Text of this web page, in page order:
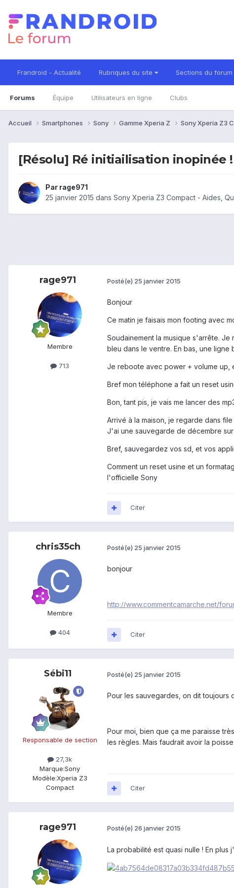
Frandroid - Actualité Rubriques du site Sections du forum
Forums Équipe Utilisateurs en ligne Clubs
Accueil Smartphones Sony Gamme Xperia Z Sony Xperia Z3
[Résolu] Ré initiailisation inopinée !
Par rage971
25 janvier 2015 dans Sony Xperia Z3 Compact - Aides,
rage971
Membre
713
Posté(e) 25 janvier 2015
Bonjour
Ce matin je faisais mon footing avec
Soudainement la musique s'arrête.
bleu dans le ventre. En bas, une ligne
Je reboote avec power + volume up,
Bref mon téléphone a fait un reset
Bon, tant pis, je vais me lancer des
Arrivé à la maison, je regarde dans
J'ai une sauvegarde de décembre
Bref, sauvegardez vos sd, et vos
Comment un reset usine et un
l'officielle Sony
Citer
chris35ch
Membre
404
Posté(e) 25 janvier 2015
bonjour
http://www.commentcamarche.net/
Citer
Sébi11
Responsable de section
27,3k
Marque:Sony
Modèle:Xperia Z3
Compact
Posté(e) 25 janvier 2015
Pour les sauvegardes, on dit toujours
Pour moi, bien que ça me paraisse
les règles. Mais faudrait avoir la
Citer
rage971 Posté(e) 26 janvier 2015
La probabilité est quasi nulle ! En